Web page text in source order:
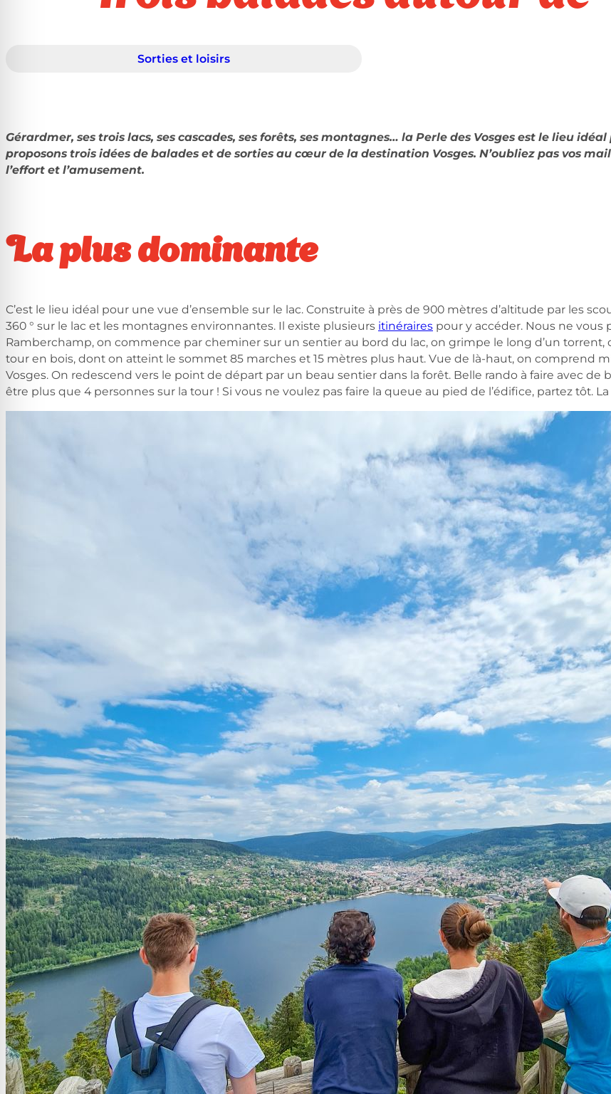
Sorties et loisirs
Gérardmer, ses trois lacs, ses cascades, ses forêts, ses montagnes… la Perle des Vosges est le lieu
proposons trois idées de balades et de sorties au cœur de la destination Vosges. N’oubliez pas vos
l’effort et l’amusement.
La plus dominante
C’est le lieu idéal pour une vue d’ensemble sur le lac. Construite à près de 900 mètres d’altitude par les
360 ° sur le lac et les montagnes environnantes. Il existe plusieurs itinéraires pour y accéder. Nous ne vous
Ramberchamp, on commence par cheminer sur un sentier au bord du lac, on grimpe le long d’un
tour en bois, dont on atteint le sommet 85 marches et 15 mètres plus haut. Vue de là-haut, on comprend
Vosges. On redescend vers le point de départ par un beau sentier dans la forêt. Belle rando à faire avec
être plus que 4 personnes sur la tour ! Si vous ne voulez pas faire la queue au pied de l’édifice, partez tôt.